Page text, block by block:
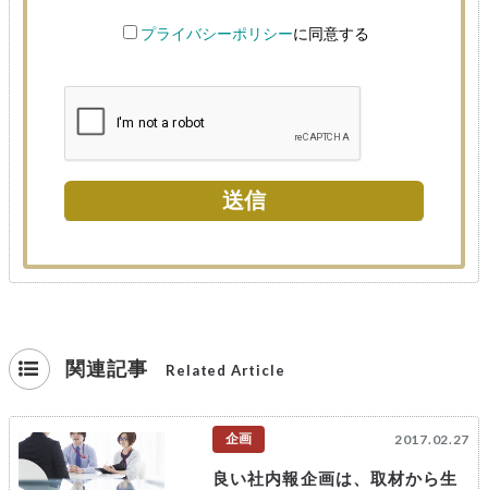
関連記事 Related Article
企画 2017.02.27
良い社内報企画は、取材から生